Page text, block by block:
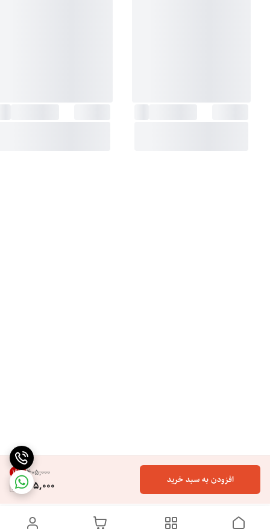
۴۰۵٬۰۰۰ 19%
325,000 افزودن به سبد خرید